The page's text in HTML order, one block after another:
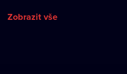
Zobrazit vše